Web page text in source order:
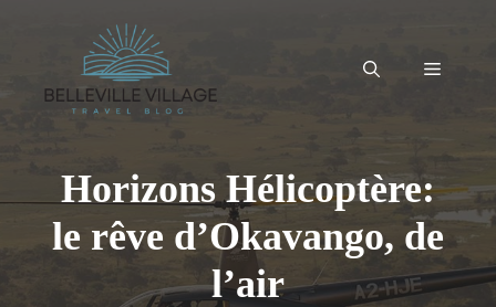
Menu
Horizons Hélicoptère:
le rêve d’Okavango, de
l’air